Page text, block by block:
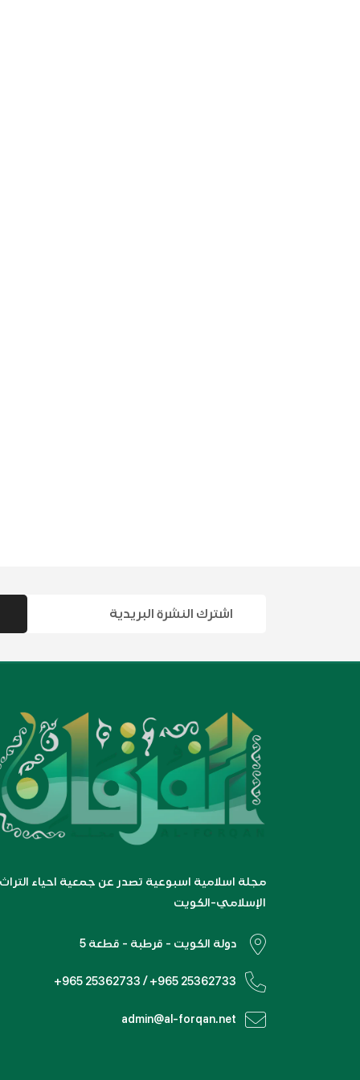
مجلة اسلامية اسبوعية تصدر عن جمعية احياء التراث
الإسلامي-الكويت
دولة الكويت - قرطبة - قطعة 5
+965 25362733 / +965 25362733
admin@al-forqan.net